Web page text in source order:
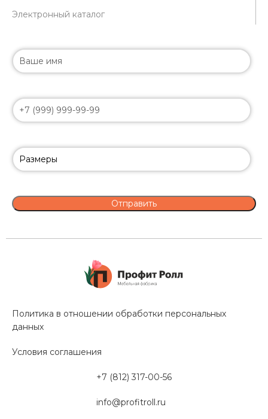
Электронный каталог
Политика в отношении обработки персональных
данных
Условия соглашения
+7 (812) 317-00-56
info@profitroll.ru